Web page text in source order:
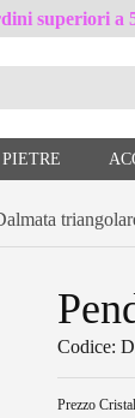
superiori a
Codice:
Prezzo